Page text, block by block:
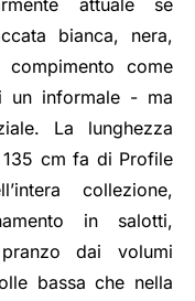
attuale se
bianca, nera,
come
un informale - ma
La lunghezza
cm fa di Profile
collezione,
in salotti,
dai volumi
bassa che nella